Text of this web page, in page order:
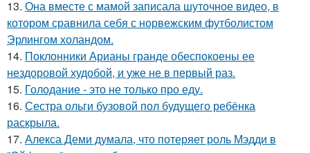
13. Она вместе с мамой записала шуточное видео, в
котором сравнила себя с норвежским футболистом
Эрлингом холандом.
14. Поклонники Арианы гранде обеспокоены ее
нездоровой худобой, и уже не в первый раз.
15. Голодание - это не только про еду.
16. Сестра ольги бузовой пол будущего ребёнка
раскрыла.
17. Алекса Деми думала, что потеряет роль Мэдди в